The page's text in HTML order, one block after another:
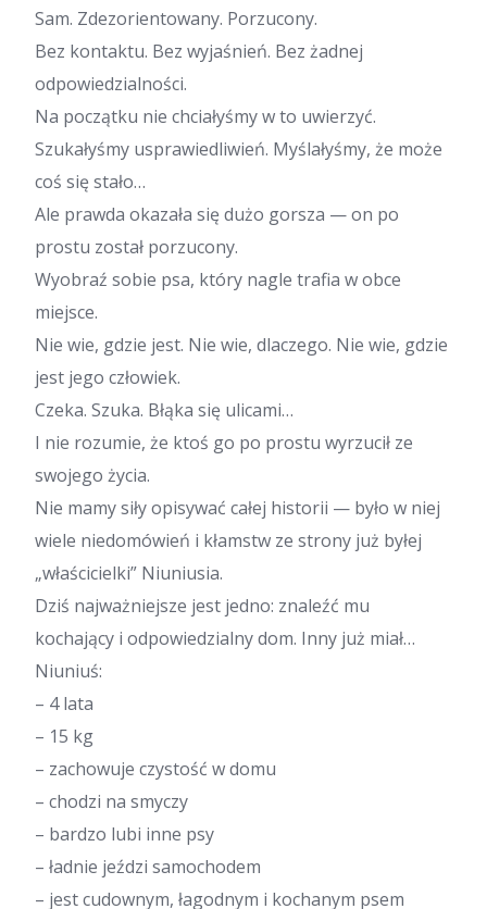
Sam. Zdezorientowany. Porzucony.
Bez kontaktu. Bez wyjaśnień. Bez żadnej
odpowiedzialności.
Na początku nie chciałyśmy w to uwierzyć.
Szukałyśmy usprawiedliwień. Myślałyśmy, że może
coś się stało…
Ale prawda okazała się dużo gorsza — on po
prostu został porzucony.
Wyobraź sobie psa, który nagle trafia w obce
miejsce.
Nie wie, gdzie jest. Nie wie, dlaczego. Nie wie, gdzie
jest jego człowiek.
Czeka. Szuka. Błąka się ulicami…
I nie rozumie, że ktoś go po prostu wyrzucił ze
swojego życia.
Nie mamy siły opisywać całej historii — było w niej
wiele niedomówień i kłamstw ze strony już byłej
„właścicielki” Niuniusia.
Dziś najważniejsze jest jedno: znaleźć mu
kochający i odpowiedzialny dom. Inny już miał…
Niuniuś:
– 4 lata
– 15 kg
– zachowuje czystość w domu
– chodzi na smyczy
– bardzo lubi inne psy
– ładnie jeździ samochodem
– jest cudownym, łagodnym i kochanym psem